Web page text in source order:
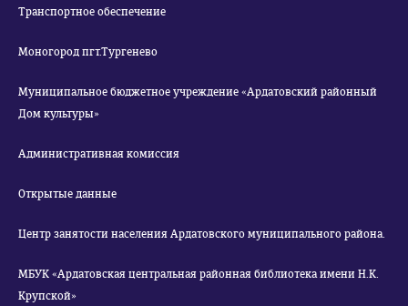
Транспортное обеспечение
Моногород пгт.Тургенево
Муниципальное бюджетное учреждение «Ардатовский районный
Дом культуры»
Административная комиссия
Открытые данные
Центр занятости населения Ардатовского муниципального района.
МБУК «Ардатовская центральная районная библиотека имени Н.К.
Крупской»